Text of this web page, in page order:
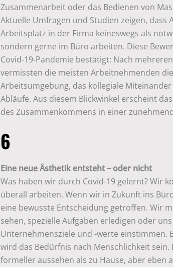
Zusammenarbeit oder das Bedienen von
Aktuelle Umfragen und Studien zeigen, dass
Arbeitsplatz in der Firma keineswegs als
sondern gerne im Büro arbeiten. Diese
Covid-19-Pandemie bestätigt: Nach
vermissten die meisten Arbeitnehmenden
Arbeitsumgebung, das kollegiale
Abläufe. Aus diesem Blickwinkel erscheint
des Zusammenkommens in einer
6
Eine neue Ästhetik entsteht – oder nicht
Was haben wir durch Covid-19 gelernt? Wir
überall arbeiten. Wenn wir in Zukunft ins
eine bewusste Entscheidung getroffen. Wir
sehen, spezielle Aufgaben erledigen oder
Unternehmensziele und -werte einstimmen.
wird das Bedürfnis nach Menschlichkeit
formeller aussehen als zu Hause, aber eben